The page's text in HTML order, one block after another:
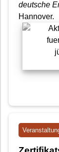
deutsche
Hannover.